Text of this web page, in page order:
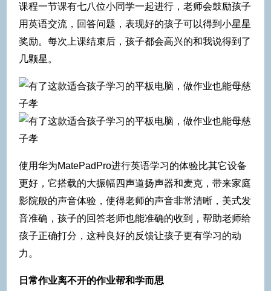
课程一节课有七八位小同学一起进行，老师会鼓励孩子
用英语交流，回答问题，表现好的孩子可以得到小星星
奖励。每次上课结束后，孩子都会高兴的和我说得到了
几颗星。
使用华为MatePadPro进行英语学习的体验比其它设备
更好，它搭载的大振幅四声道扬声器和麦克，带来家庭
影院般的声音体验，使得老师的声音非常清晰，美式发
音准确，孩子的回答老师也能准确的收到，帮助老师给
孩子正确打分，这种良好的反馈让孩子更有学习的动
力。
日常作业离不开的作业帮和学而思